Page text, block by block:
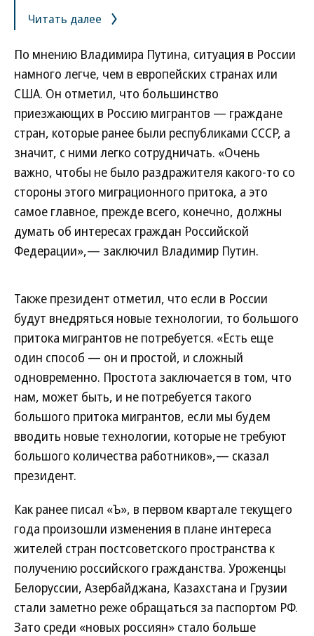
Читать далее
По мнению Владимира Путина, ситуация в России
намного легче, чем в европейских странах или
США. Он отметил, что большинство
приезжающих в Россию мигрантов — граждане
стран, которые ранее были республиками СССР, а
значит, с ними легко сотрудничать. «Очень
важно, чтобы не было раздражителя какого-то со
стороны этого миграционного притока, а это
самое главное, прежде всего, конечно, должны
думать об интересах граждан Российской
Федерации»,— заключил Владимир Путин.
Также президент отметил, что если в России
будут внедряться новые технологии, то большого
притока мигрантов не потребуется. «Есть еще
один способ — он и простой, и сложный
одновременно. Простота заключается в том, что
нам, может быть, и не потребуется такого
большого притока мигрантов, если мы будем
вводить новые технологии, которые не требуют
большого количества работников»,— сказал
президент.
Как ранее писал «Ъ», в первом квартале текущего
года произошли изменения в плане интереса
жителей стран постсоветского пространства к
получению российского гражданства. Уроженцы
Белоруссии, Азербайджана, Казахстана и Грузии
стали заметно реже обращаться за паспортом РФ.
Зато среди «новых россиян» стало больше